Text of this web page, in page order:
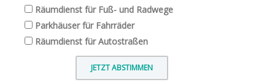
Räumdienst für Fuß- und Radwege
Parkhäuser für Fahrräder
Räumdienst für Autostraßen